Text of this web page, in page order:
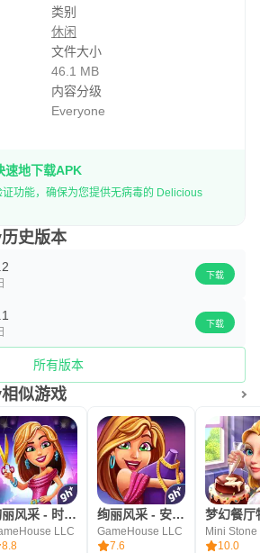
类别
休闲
文件大小
46.1 MB
内容分级
Everyone
速地下载APK
功能，确保为您提供无病毒的 Delicious
史版本
下载
下载
所有版本
似游戏
绚丽风采 - 时装狂热
LLC
8.8
绚丽风采 - 安吉拉的本色
GameHouse LLC
7.6
10.0